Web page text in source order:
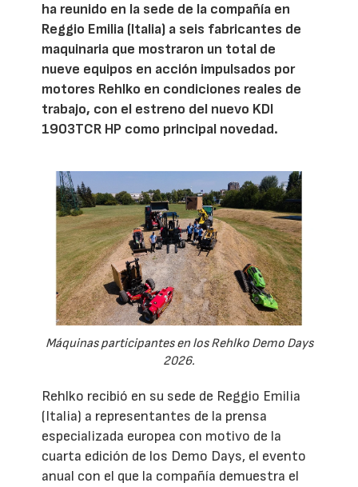
ha reunido en la sede de la compañía en
Reggio Emilia (Italia) a seis fabricantes de
maquinaria que mostraron un total de
nueve equipos en acción impulsados por
motores Rehlko en condiciones reales de
trabajo, con el estreno del nuevo KDI
1903TCR HP como principal novedad.
Máquinas participantes en los Rehlko Demo Days
2026.
Rehlko recibió en su sede de Reggio Emilia
(Italia) a representantes de la prensa
especializada europea con motivo de la
cuarta edición de los Demo Days, el evento
anual con el que la compañía demuestra el